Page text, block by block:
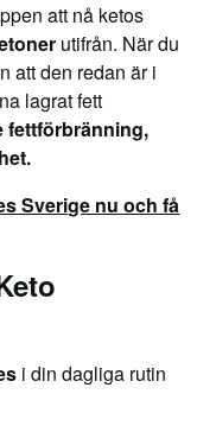
att nå ketos
utifrån. När du
att den redan är i
lagrat fett
fettförbränning,
Sverige nu och få
i din dagliga rutin